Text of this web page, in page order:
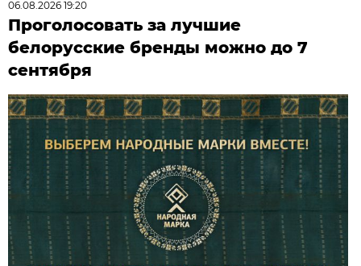
06.08.2026 19:20
Проголосовать за лучшие
белорусские бренды можно до 7
сентября